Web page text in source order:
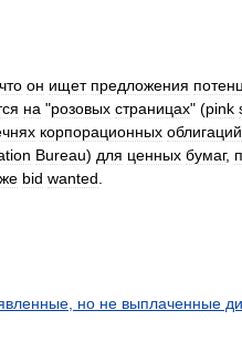
что он ищет предложения
на "розовых страницах" (pink
корпорационных облигаций
Bureau) для ценных бумаг,
bid wanted
но не выплаченные